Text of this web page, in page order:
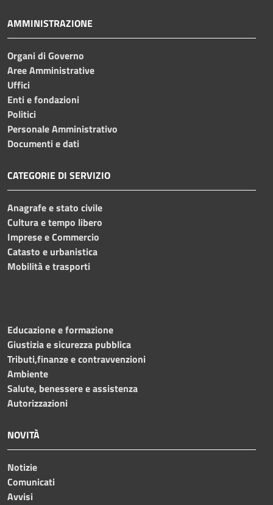
AMMINISTRAZIONE
Organi di Governo
Aree Amministrative
Uffici
Enti e fondazioni
Politici
Personale Amministrativo
Documenti e dati
CATEGORIE DI SERVIZIO
Anagrafe e stato civile
Cultura e tempo libero
Imprese e Commercio
Catasto e urbanistica
Mobilità e trasporti
Educazione e formazione
Giustizia e sicurezza pubblica
Tributi,finanze e contravvenzioni
Ambiente
Salute, benessere e assistenza
Autorizzazioni
NOVITÀ
Notizie
Comunicati
Avvisi